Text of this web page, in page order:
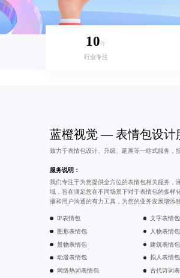
10年
行业专注
蓝橙视觉 — 表情包设计
致力于表情包设计、升级、延展等一站式服务，
服务说明：
我们专注于为您提供全方位的表情包相关服务，
域，旨在满足您在不同场景下对于表情包的多样
播和用户沟通的有力工具，为您的业务发展增添
IP表情包
文字表情包
图形表情包
人物表情包
景物表情包
建筑表情包
动漫表情包
拟人表情包
网络热词表情包
古代诗词